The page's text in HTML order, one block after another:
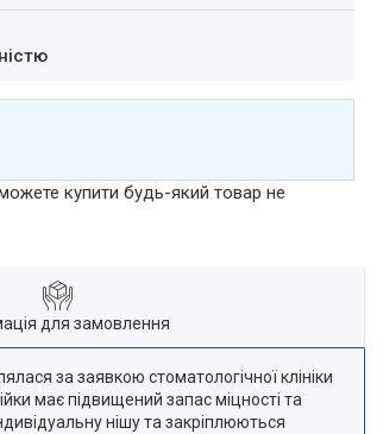
купити будь-який товар не
для замовлення
за заявкою стоматологічної клініки
має підвищений запас міцності та
нішу та закріплюються